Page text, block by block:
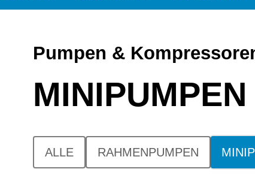
Pumpen &
MINIPUMPEN
ALLE RAHMENPUMPEN